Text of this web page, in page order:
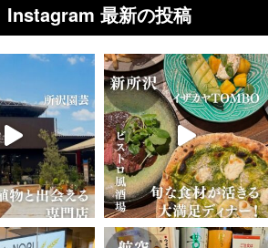
Instagram 最新の投稿